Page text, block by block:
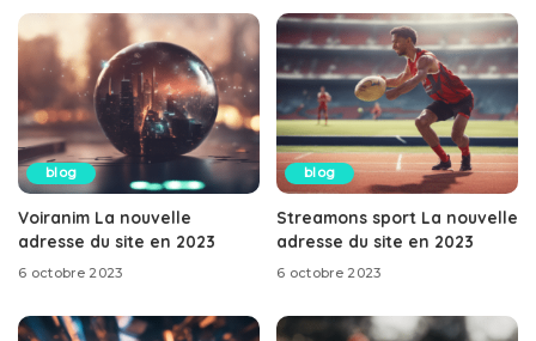
blog
Voiranim La nouvelle
adresse du site en 2023
6 octobre 2023
blog
Streamons sport La nouvelle
adresse du site en 2023
6 octobre 2023